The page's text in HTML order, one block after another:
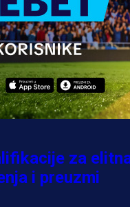
za
i preuzmi